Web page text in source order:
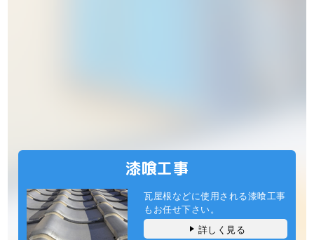
漆喰工事
瓦屋根などに使用される漆喰工事
もお任せ下さい。
詳しく見る